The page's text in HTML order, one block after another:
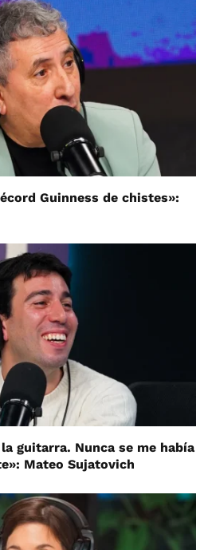
Guinness de chistes»:
guitarra. Nunca se me había
Mateo Sujatovich